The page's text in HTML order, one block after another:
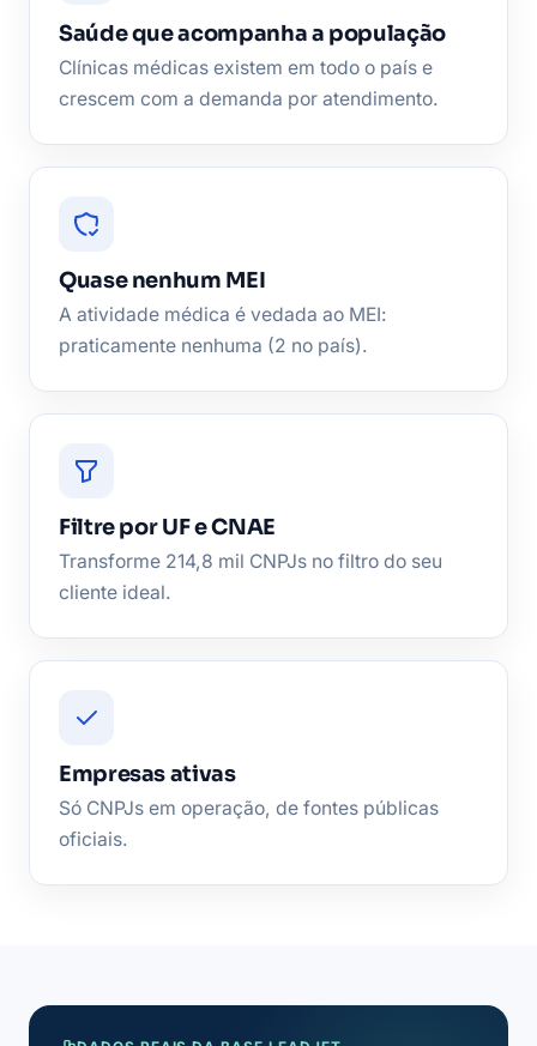
Saúde que acompanha a população
Clínicas médicas existem em todo o país e
crescem com a demanda por atendimento.
Quase nenhum MEI
A atividade médica é vedada ao MEI:
praticamente nenhuma (2 no país).
Filtre por UF e CNAE
Transforme 214,8 mil CNPJs no filtro do seu
cliente ideal.
Empresas ativas
Só CNPJs em operação, de fontes públicas
oficiais.